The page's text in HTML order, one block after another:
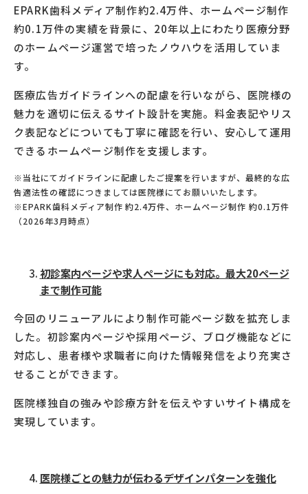
EPARK歯科メディア制作約2.4万件、ホームページ制作
約0.1万件の実績を背景に、 20年以上にわたり医療分野
のホームページ運営で培ったノウハウを活用していま
す。
医療広告ガイドラインへの配慮を行いながら、医院様の
魅力を適切に伝えるサイト設計を実施。料金表記やリス
ク表記などについても丁寧に確認を行い、安心して運用
できるホームページ制作を支援します。
※当社にてガイドラインに配慮したご提案を行いますが、最終的な広
告適法性の確認につきましては医院様にてお願いいたします。
※EPARK歯科メディア制作 約2.4万件、ホームページ制作 約0.1万件
（2026年3月時点）
初診案内ページや求人ページにも対応。最大20ページ
まで制作可能
今回のリニューアルにより制作可能ページ数を拡充しま
した。初診案内ページや採用ページ、ブログ機能などに
対応し、患者様や求職者に向けた情報発信をより充実さ
せることができます。
医院様独自の強みや診療方針を伝えやすいサイト構成を
実現しています。
医院様ごとの魅力が伝わるデザインパターンを強化